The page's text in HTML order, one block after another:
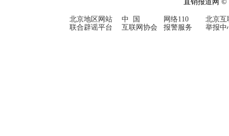
直销报道网
北京地区网站
联合辟谣平台
中 国
互联网协会
网络110
报警服务
北京互
举报中